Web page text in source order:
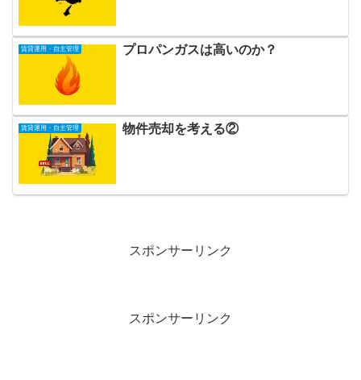
賃貸運用・自主管理 プロパンガスは高いのか？
賃貸運用・自主管理 物件売却を考える②
スポンサーリンク
スポンサーリンク